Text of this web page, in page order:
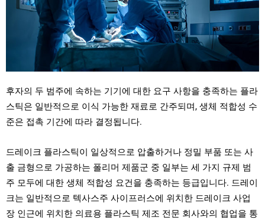
후자의 두 범주에 속하는 기기에 대한 요구 사항을 충족하는 플라
스틱은 일반적으로 이식 가능한 재료로 간주되며, 생체 적합성 수
준은 접촉 기간에 따라 결정됩니다.
드레이크 플라스틱이 일상적으로 압출하거나 정밀 부품 또는 사
출 금형으로 가공하는 폴리머 제품군 중 일부는 세 가지 규제 범
주 모두에 대한 생체 적합성 요건을 충족하는 등급입니다. 드레이
크는 일반적으로 텍사스주 사이프러스에 위치한 드레이크 사업
장 인근에 위치한 의료용 플라스틱 제조 전문 회사와의 협업을 통